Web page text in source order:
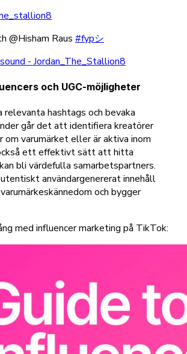
@Hisham Raus #fypシ
- Jordan_The_Stallion8
och UGC-möjligheter
relevanta hashtags och bevaka
går det att identifiera kreatörer
om varumärket eller är aktiva inom
ett effektivt sätt att hitta
bli värdefulla samarbetspartners.
användargenererat innehåll
och bygger
med influencer marketing på TikTok: